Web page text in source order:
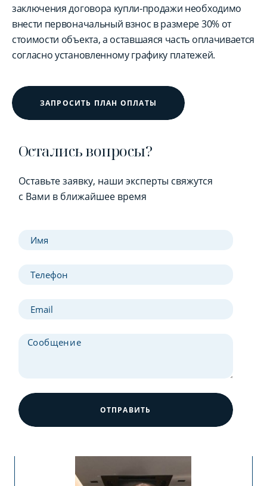
заключения договора купли-продажи необходимо
внести первоначальный взнос в размере 30% от
стоимости объекта, а оставшаяся часть оплачивается
согласно установленному графику платежей.
ЗАПРОСИТЬ ПЛАН ОПЛАТЫ
Остались вопросы?
Оставьте заявку, наши эксперты свяжутся
с Вами в ближайшее время
ОТПРАВИТЬ